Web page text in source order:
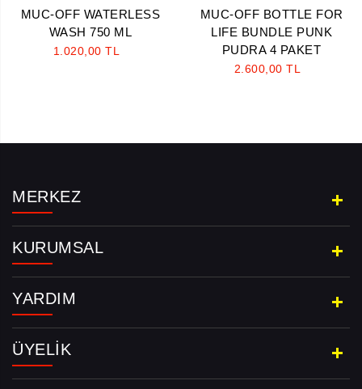
MUC-OFF WATERLESS
WASH 750 ML
1.020,00 TL
MUC-OFF BOTTLE FOR
LIFE BUNDLE PUNK
PUDRA 4 PAKET
2.600,00 TL
MERKEZ
KURUMSAL
YARDIM
ÜYELIK